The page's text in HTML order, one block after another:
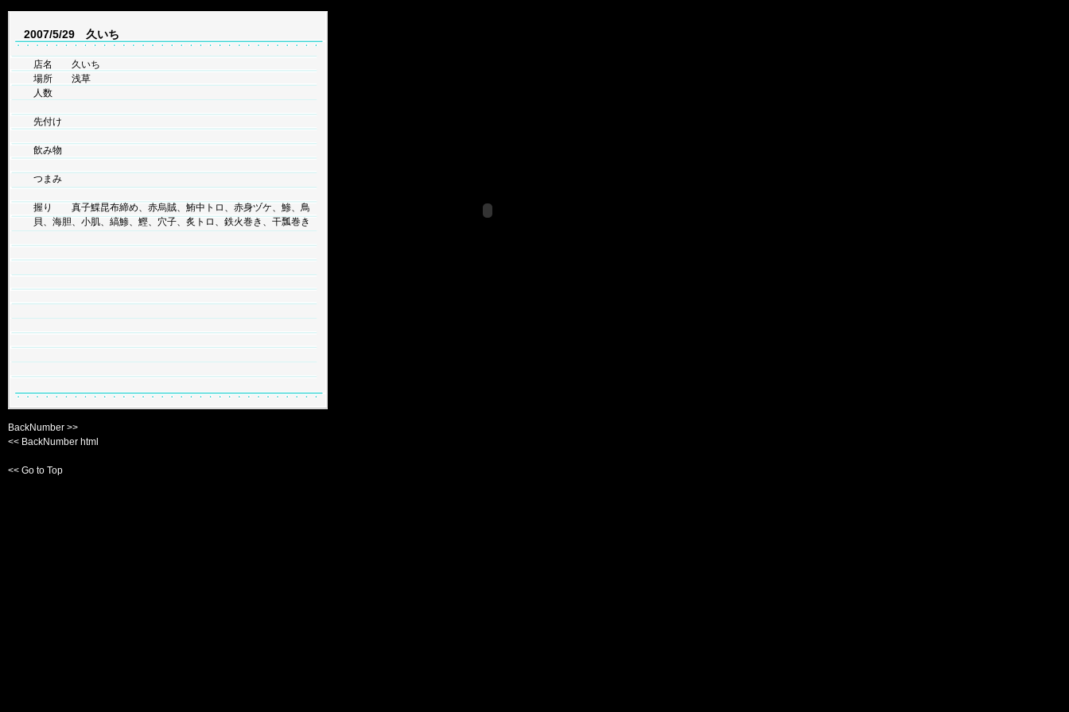
2007/5/29 久いち
店名 久いち
場所 浅草
人数
先付け
飲み物
つまみ
握り 真子鰈昆布締め、赤烏賊、鮪中トロ、赤身ヅケ、鯵、鳥
貝、海胆、小肌、縞鯵、鰹、穴子、炙トロ、鉄火巻き、干瓢巻き
BackNumber >>
<< BackNumber html
<< Go to Top